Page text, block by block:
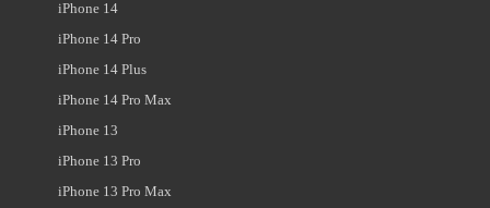
iPhone 14
iPhone 14 Pro
iPhone 14 Plus
iPhone 14 Pro Max
iPhone 13
iPhone 13 Pro
iPhone 13 Pro Max